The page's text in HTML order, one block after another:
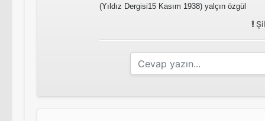
(Yıldız Dergisi15 Kasım 1938) yalçın özgül